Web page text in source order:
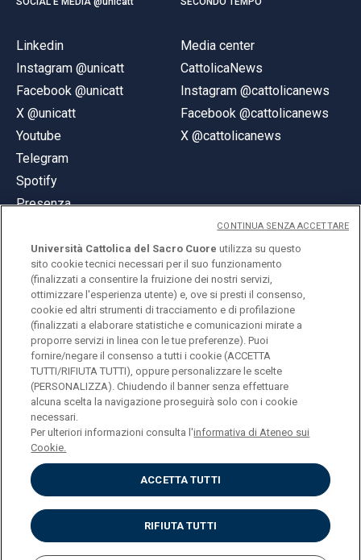
Linkedin
Instagram @unicatt
Facebook @unicatt
X @unicatt
Youtube
Telegram
Spotify
Presenza
Media center
CattolicaNews
Instagram @cattolicanews
Facebook @cattolicanews
X @cattolicanews
© Università Cattolica del Sacro Cuore
Largo A. Gemelli 1, 20123 Milano
PI 02133120150
ENGLISH
Privacy
Accessibilità
Cookies
Impostazione Cookies
Università Cattolica del Sacro Cuore utilizza su questo
sito cookie tecnici necessari per il suo funzionamento
(finalizzati a consentire la fruizione dei nostri servizi,
ottimizzare l'esperienza utente) e, ove si presti il consenso,
cookie ed altri strumenti di tracciamento e di profilazione
(finalizzati a elaborare statistiche e comunicazioni mirate a
proporre servizi in linea con le tue preferenze). Puoi
fornire/negare il consenso a tutti i cookie (ACCETTA
TUTTI/RIFIUTA TUTTI), oppure personalizzare le scelte
(PERSONALIZZA). Chiudendo il banner senza effettuare
alcuna scelta la navigazione proseguirà solo con i cookie
necessari.
Per ulteriori informazioni consulta l'informativa di Ateneo sui
Cookie.
ACCETTA TUTTI
RIFIUTA TUTTI
CONTINUA SENZA ACCETTARE